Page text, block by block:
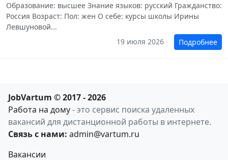
Образование: высшее Знание языков: русский Гражданство:
Россия Возраст: Пол: жен О себе: курсы школы Ирины
Левшуновой...
19 июля 2026
Подробнее
JobVartum © 2017 - 2026
Работа на дому- это сервис поиска удаленных
вакансий для дистанционной работы в интернете.
Связь с нами: admin@vartum.ru
Вакансии